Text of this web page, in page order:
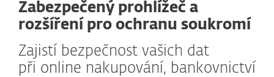
Zabezpečený prohlížeč a
rozšíření pro ochranu soukromí
Zajistí bezpečnost vašich dat
při online nakupování, bankovnictví